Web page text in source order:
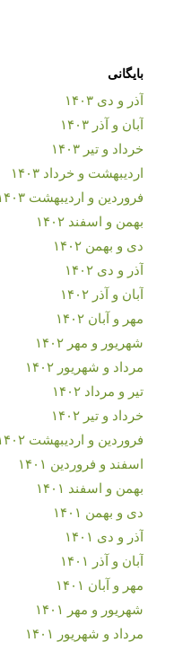
بایگانی
آذر و دی ۱۴۰۳
آبان و آذر ۱۴۰۳
خرداد و تیر ۱۴۰۳
اردیبهشت و خرداد ۱۴۰۳
فروردین و اردیبهشت ۱۴۰۳
بهمن و اسفند ۱۴۰۲
دی و بهمن ۱۴۰۲
آذر و دی ۱۴۰۲
آبان و آذر ۱۴۰۲
مهر و آبان ۱۴۰۲
شهریور و مهر ۱۴۰۲
مرداد و شهریور ۱۴۰۲
تیر و مرداد ۱۴۰۲
خرداد و تیر ۱۴۰۲
فروردین و اردیبهشت ۱۴۰۲
اسفند و فروردین ۱۴۰۱
بهمن و اسفند ۱۴۰۱
دی و بهمن ۱۴۰۱
آذر و دی ۱۴۰۱
آبان و آذر ۱۴۰۱
مهر و آبان ۱۴۰۱
شهریور و مهر ۱۴۰۱
مرداد و شهریور ۱۴۰۱